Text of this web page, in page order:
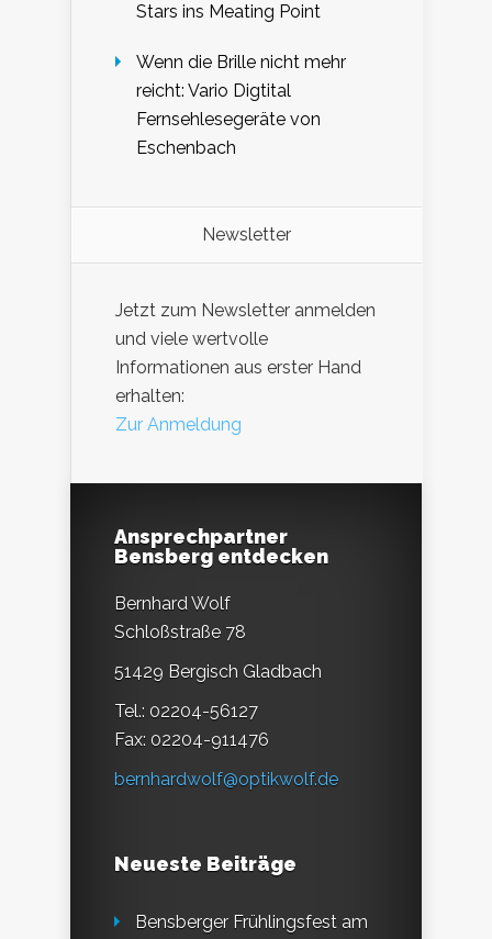
Stars ins Meating Point
Wenn die Brille nicht mehr
reicht: Vario Digtital
Fernsehlesegeräte von
Eschenbach
Newsletter
Jetzt zum Newsletter anmelden
und viele wertvolle
Informationen aus erster Hand
erhalten:
Zur Anmeldung
Ansprechpartner
Bensberg entdecken
Bernhard Wolf
Schloßstraße 78
51429 Bergisch Gladbach
Tel.: 02204-56127
Fax: 02204-911476
bernhardwolf@optikwolf.de
Neueste Beiträge
Bensberger Frühlingsfest am